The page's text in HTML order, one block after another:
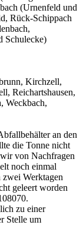
(Urnenfeld und
Rück-Schippach
Schulecke)
Kirchzell,
Reichartshausen,
Weckbach,
an den
die Tonne nicht
von Nachfragen
noch einmal
Werktagen
geleert worden
zu einer
Stelle um